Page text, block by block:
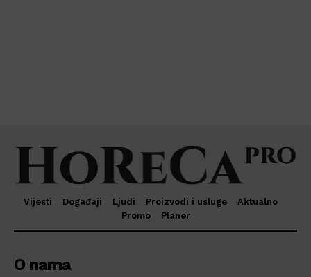
Vijesti Događaji Ljudi Proizvodi i usluge
Aktualno
Promo
Planer
O nama